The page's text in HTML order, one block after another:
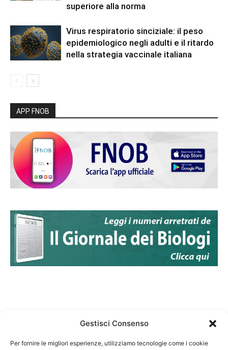
Gestisci Consenso
Per fornire le migliori esperienze, utilizziamo tecnologie come i cookie
superiore alla norma
Virus respiratorio sinciziale: il peso
epidemiologico negli adulti e il ritardo
nella strategia vaccinale italiana
APP FNOB